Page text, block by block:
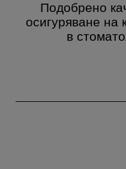
Подобрено
осигуряване на
в